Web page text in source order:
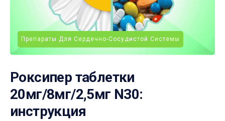
Препараты Для Сердечно-Сосудистой Системы
Роксипер таблетки
20мг/8мг/2,5мг N30:
инструкция